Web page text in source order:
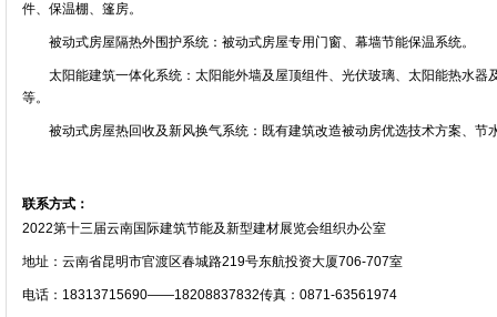
件、保温棚、篷房。
被动式房屋隔热外围护系统：被动式房屋专用门窗、幕墙节能保温系统。
太阳能建筑一体化系统：太阳能外墙及屋顶组件、光伏玻璃、太阳能热水器
等。
被动式房屋热回收及新风换气系统：既有建筑改造被动房优选技术方案、节
联系方式：
2022第十三届云南国际建筑节能及新型建材展览会组织办公室
地址：云南省昆明市官渡区春城路219号东航投资大厦706-707室
电话：18313715690——18208837832传真：0871-63561974